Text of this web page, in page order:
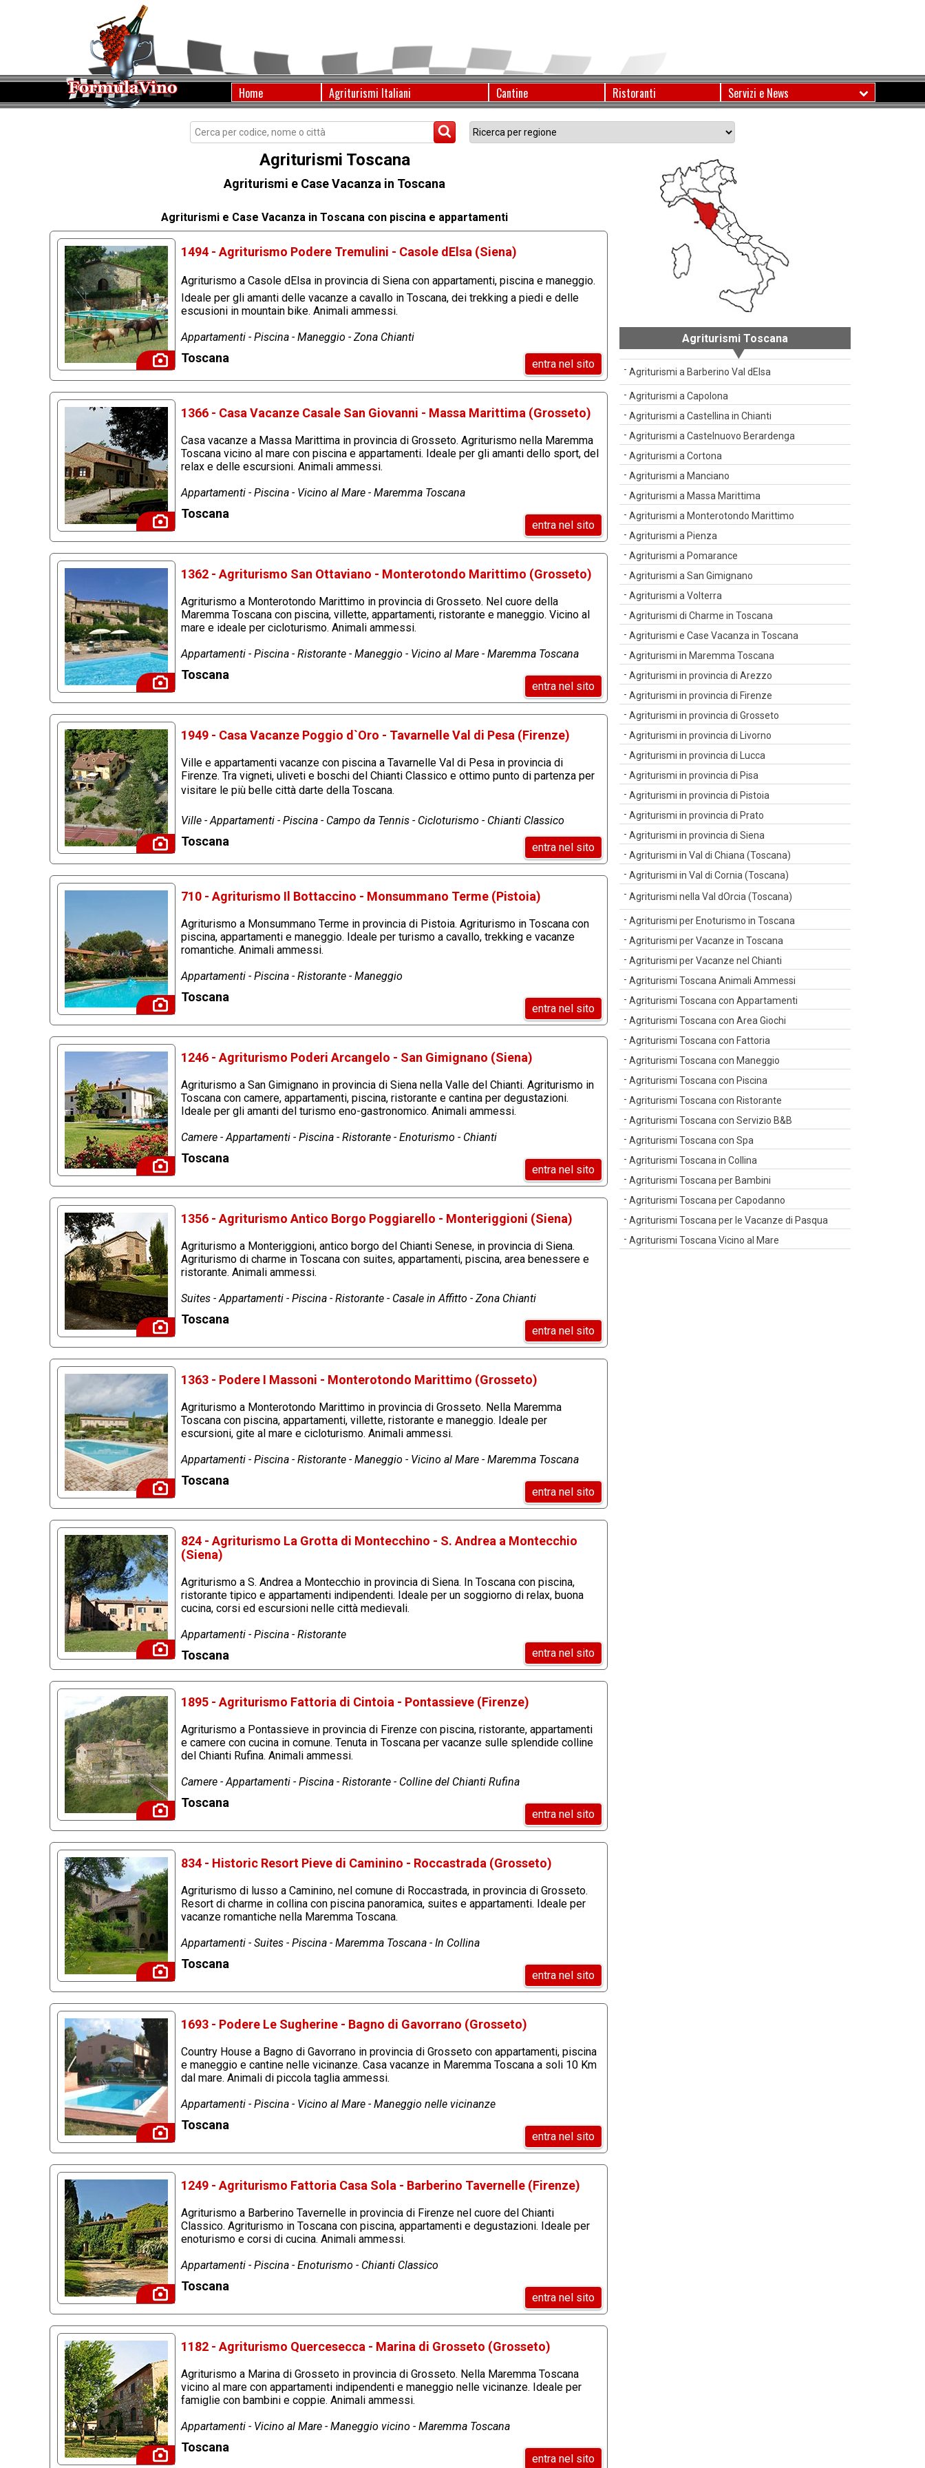
Home Agriturismi Italiani Cantine Ristoranti Servizi e News
Agriturismi Toscana
Agriturismi e Case Vacanza in Toscana
Agriturismi e Case Vacanza in Toscana con piscina e appartamenti
1494 - Agriturismo Podere Tremulini - Casole dElsa (Siena)
Agriturismo a Casole dElsa in provincia di Siena con appartamenti, piscina e maneggio.
Ideale per gli amanti delle vacanze a cavallo in Toscana, dei trekking a piedi e delle
escusioni in mountain bike. Animali ammessi.
Appartamenti - Piscina - Maneggio - Zona Chianti
Toscana entra nel sito
1366 - Casa Vacanze Casale San Giovanni - Massa Marittima (Grosseto)
Casa vacanze a Massa Marittima in provincia di Grosseto. Agriturismo nella Maremma
Toscana vicino al mare con piscina e appartamenti. Ideale per gli amanti dello sport, del
relax e delle escursioni. Animali ammessi.
Appartamenti - Piscina - Vicino al Mare - Maremma Toscana
Toscana
entra nel sito
1362 - Agriturismo San Ottaviano - Monterotondo Marittimo (Grosseto)
Agriturismo a Monterotondo Marittimo in provincia di Grosseto. Nel cuore della
Maremma Toscana con piscina, villette, appartamenti, ristorante e maneggio. Vicino al
mare e ideale per cicloturismo. Animali ammessi.
Appartamenti - Piscina - Ristorante - Maneggio - Vicino al Mare - Maremma Toscana
Toscana
entra nel sito
1949 - Casa Vacanze Poggio d`Oro - Tavarnelle Val di Pesa (Firenze)
Ville e appartamenti vacanze con piscina a Tavarnelle Val di Pesa in provincia di
Firenze. Tra vigneti, uliveti e boschi del Chianti Classico e ottimo punto di partenza per
visitare le più belle città darte della Toscana.
Ville - Appartamenti - Piscina - Campo da Tennis - Cicloturismo - Chianti Classico
Toscana entra nel sito
710 - Agriturismo Il Bottaccino - Monsummano Terme (Pistoia)
Agriturismo a Monsummano Terme in provincia di Pistoia. Agriturismo in Toscana con
piscina, appartamenti e maneggio. Ideale per turismo a cavallo, trekking e vacanze
romantiche. Animali ammessi.
Appartamenti - Piscina - Ristorante - Maneggio
Toscana
entra nel sito
1246 - Agriturismo Poderi Arcangelo - San Gimignano (Siena)
Agriturismo a San Gimignano in provincia di Siena nella Valle del Chianti. Agriturismo in
Toscana con camere, appartamenti, piscina, ristorante e cantina per degustazioni.
Ideale per gli amanti del turismo eno-gastronomico. Animali ammessi.
Camere - Appartamenti - Piscina - Ristorante - Enoturismo - Chianti
Toscana
entra nel sito
1356 - Agriturismo Antico Borgo Poggiarello - Monteriggioni (Siena)
Agriturismo a Monteriggioni, antico borgo del Chianti Senese, in provincia di Siena.
Agriturismo di charme in Toscana con suites, appartamenti, piscina, area benessere e
ristorante. Animali ammessi.
Suites - Appartamenti - Piscina - Ristorante - Casale in Affitto - Zona Chianti
Toscana
entra nel sito
1363 - Podere I Massoni - Monterotondo Marittimo (Grosseto)
Agriturismo a Monterotondo Marittimo in provincia di Grosseto. Nella Maremma
Toscana con piscina, appartamenti, villette, ristorante e maneggio. Ideale per
escursioni, gite al mare e cicloturismo. Animali ammessi.
Appartamenti - Piscina - Ristorante - Maneggio - Vicino al Mare - Maremma Toscana
Toscana
entra nel sito
824 - Agriturismo La Grotta di Montecchino - S. Andrea a Montecchio
(Siena)
Agriturismo a S. Andrea a Montecchio in provincia di Siena. In Toscana con piscina,
ristorante tipico e appartamenti indipendenti. Ideale per un soggiorno di relax, buona
cucina, corsi ed escursioni nelle città medievali.
Appartamenti - Piscina - Ristorante
Toscana entra nel sito
1895 - Agriturismo Fattoria di Cintoia - Pontassieve (Firenze)
Agriturismo a Pontassieve in provincia di Firenze con piscina, ristorante, appartamenti
e camere con cucina in comune. Tenuta in Toscana per vacanze sulle splendide colline
del Chianti Rufina. Animali ammessi.
Camere - Appartamenti - Piscina - Ristorante - Colline del Chianti Rufina
Toscana
entra nel sito
834 - Historic Resort Pieve di Caminino - Roccastrada (Grosseto)
Agriturismo di lusso a Caminino, nel comune di Roccastrada, in provincia di Grosseto.
Resort di charme in collina con piscina panoramica, suites e appartamenti. Ideale per
vacanze romantiche nella Maremma Toscana.
Appartamenti - Suites - Piscina - Maremma Toscana - In Collina
Toscana
entra nel sito
1693 - Podere Le Sugherine - Bagno di Gavorrano (Grosseto)
Country House a Bagno di Gavorrano in provincia di Grosseto con appartamenti, piscina
e maneggio e cantine nelle vicinanze. Casa vacanze in Maremma Toscana a soli 10 Km
dal mare. Animali di piccola taglia ammessi.
Appartamenti - Piscina - Vicino al Mare - Maneggio nelle vicinanze
Toscana
entra nel sito
1249 - Agriturismo Fattoria Casa Sola - Barberino Tavernelle (Firenze)
Agriturismo a Barberino Tavernelle in provincia di Firenze nel cuore del Chianti
Classico. Agriturismo in Toscana con piscina, appartamenti e degustazioni. Ideale per
enoturismo e corsi di cucina. Animali ammessi.
Appartamenti - Piscina - Enoturismo - Chianti Classico
Toscana
entra nel sito
1182 - Agriturismo Quercesecca - Marina di Grosseto (Grosseto)
Agriturismo a Marina di Grosseto in provincia di Grosseto. Nella Maremma Toscana
vicino al mare con appartamenti indipendenti e maneggio nelle vicinanze. Ideale per
famiglie con bambini e coppie. Animali ammessi.
Appartamenti - Vicino al Mare - Maneggio vicino - Maremma Toscana
Toscana
entra nel sito
Agriturismi Toscana
Agriturismi a Barberino Val dElsa
Agriturismi a Capolona
Agriturismi a Castellina in Chianti
Agriturismi a Castelnuovo Berardenga
Agriturismi a Cortona
Agriturismi a Manciano
Agriturismi a Massa Marittima
Agriturismi a Monterotondo Marittimo
Agriturismi a Pienza
Agriturismi a Pomarance
Agriturismi a San Gimignano
Agriturismi a Volterra
Agriturismi di Charme in Toscana
Agriturismi e Case Vacanza in Toscana
Agriturismi in Maremma Toscana
Agriturismi in provincia di Arezzo
Agriturismi in provincia di Firenze
Agriturismi in provincia di Grosseto
Agriturismi in provincia di Livorno
Agriturismi in provincia di Lucca
Agriturismi in provincia di Pisa
Agriturismi in provincia di Pistoia
Agriturismi in provincia di Prato
Agriturismi in provincia di Siena
Agriturismi in Val di Chiana (Toscana)
Agriturismi in Val di Cornia (Toscana)
Agriturismi nella Val dOrcia (Toscana)
Agriturismi per Enoturismo in Toscana
Agriturismi per Vacanze in Toscana
Agriturismi per Vacanze nel Chianti
Agriturismi Toscana Animali Ammessi
Agriturismi Toscana con Appartamenti
Agriturismi Toscana con Area Giochi
Agriturismi Toscana con Fattoria
Agriturismi Toscana con Maneggio
Agriturismi Toscana con Piscina
Agriturismi Toscana con Ristorante
Agriturismi Toscana con Servizio B&B
Agriturismi Toscana con Spa
Agriturismi Toscana in Collina
Agriturismi Toscana per Bambini
Agriturismi Toscana per Capodanno
Agriturismi Toscana per le Vacanze di Pasqua
Agriturismi Toscana Vicino al Mare